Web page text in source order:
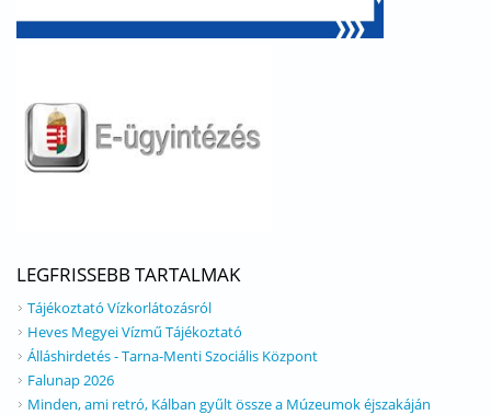
LEGFRISSEBB TARTALMAK
Tájékoztató Vízkorlátozásról
Heves Megyei Vízmű Tájékoztató
Álláshirdetés - Tarna-Menti Szociális Központ
Falunap 2026
Minden, ami retró, Kálban gyűlt össze a Múzeumok éjszakáján